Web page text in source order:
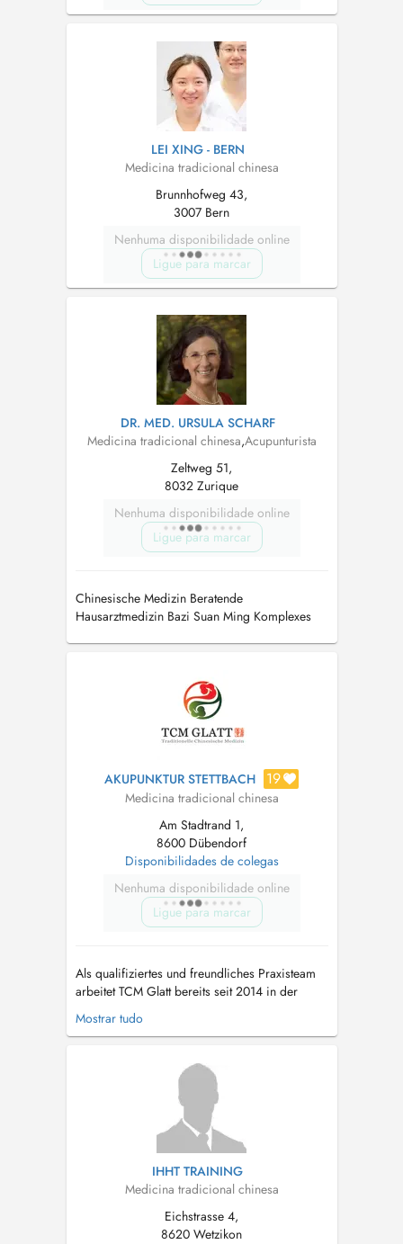
LEI XING - BERN
Medicina tradicional chinesa
Brunnhofweg 43,
3007 Bern
Nenhuma disponibilidade online
Ligue para marcar
DR. MED. URSULA SCHARF
Medicina tradicional chinesa,Acupunturista
Zeltweg 51,
8032 Zurique
Nenhuma disponibilidade online
Ligue para marcar
Chinesische Medizin Beratende
Hausarztmedizin Bazi Suan Ming Komplexes
AKUPUNKTUR STETTBACH 19
Medicina tradicional chinesa
Am Stadtrand 1,
8600 Dübendorf
Disponibilidades de colegas
Nenhuma disponibilidade online
Ligue para marcar
Als qualifiziertes und freundliches Praxisteam
arbeitet TCM Glatt bereits seit 2014 in der
Region. 2018 eröffnete das Unternehmen am
Richtiplatz in Wallisellen ein modernes
Schwamendingen hinzu. Mit der Praxis in
Stettbach Mitte wird TCM Glatt bereits die drit...
Mostrar tudo
IHHT TRAINING
Medicina tradicional chinesa
Eichstrasse 4,
8620 Wetzikon